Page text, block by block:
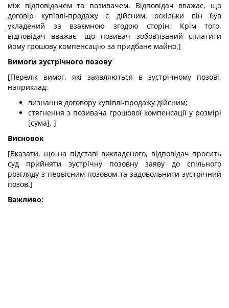
між відповідачем та позивачем. Відповідач вважає, що
договір купівлі-продажу є дійсним, оскільки він був
укладений за взаємною згодою сторін. Крім того,
відповідач вважає, що позивач зобов’язаний сплатити
йому грошову компенсацію за придбане майно.]
Вимоги зустрічного позову
[Перелік вимог, які заявляються в зустрічному позові,
наприклад:
визнання договору купівлі-продажу дійсним;
стягнення з позивача грошової компенсації у розмірі
[сума]. ]
Висновок
[Вказати, що на підставі викладеного, відповідач просить
суд прийняти зустрічну позовну заяву до спільного
розгляду з первісним позовом та задовольнити зустрічний
позов.]
Важливо: